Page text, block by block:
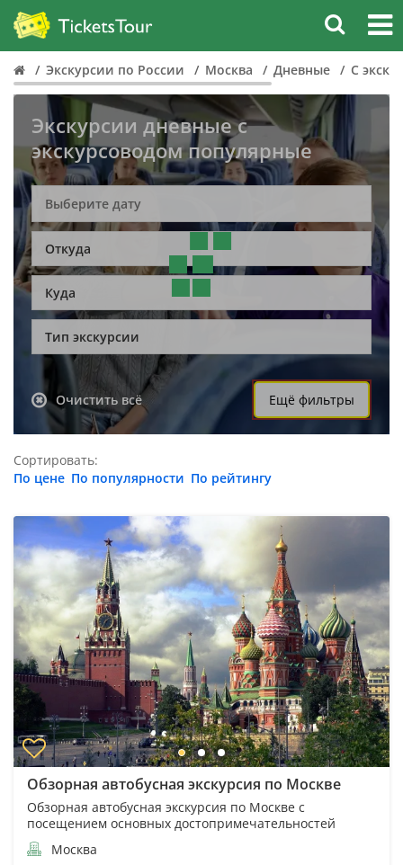
Экскурсии по России Москва Дневные С
Экскурсии дневные с
экскурсоводом популярные
Откуда
Куда
Тип экскурсии
Очистить всё Ещё фильтры
Сортировать:
По цене По популярности По рейтингу
Обзорная автобусная экскурсия по Москве
Обзорная автобусная экскурсия по Москве с
посещением основных достопримечательностей
Москва